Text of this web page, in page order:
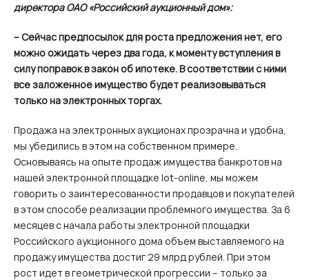
директора ОАО «Российский аукционный дом»:
– Сейчас предпосылок для роста предложения нет, его
можно ожидать через два года, к моменту вступления в
силу поправок в закон об ипотеке. В соответствии с ними
все заложенное имущество будет реализовываться
только на электронных торгах.
Продажа на электронных аукционах прозрачна и удобна,
мы убедились в этом на собственном примере.
Основываясь на опыте продаж имущества банкротов на
нашей электронной площадке lot-online, мы можем
говорить о заинтересованности продавцов и покупателей
в этом способе реализации проблемного имущества. За 6
месяцев с начала работы электронной площадки
Российского аукционного дома объем выставляемого на
продажу имущества достиг 29 млрд рублей. При этом
рост идет в геометрической прогрессии – только за